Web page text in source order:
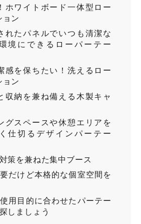
ホワイトボード一体型ロー
ン
れたパネルでいつも清潔な
境にできるローパーテー
感を保ちたい！洗えるロー
ン
収納を兼ね備える木製キャ
グスペースや休憩エリアを
仕切るデザインパーテー
策を兼ねた集中ブース
だけど本格的な個室空間を
用目的に合わせたパーテー
しましょう